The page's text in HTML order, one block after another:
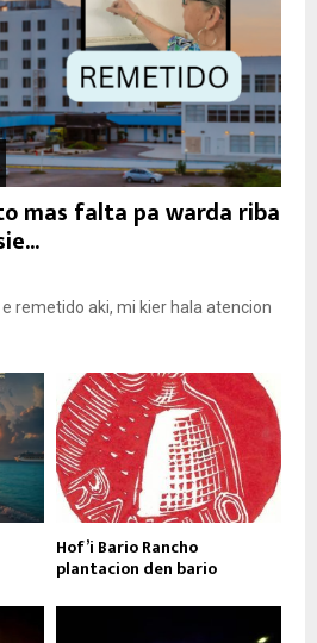
mas falta pa warda riba
remetido aki, mi kier hala atencion
Hof’i Bario Rancho
plantacion den bario